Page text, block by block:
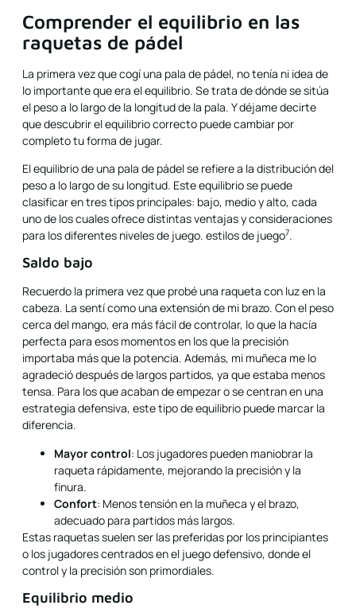
Comprender el equilibrio en las
raquetas de pádel
La primera vez que cogí una pala de pádel, no tenía ni idea de
lo importante que era el equilibrio. Se trata de dónde se sitúa
el peso a lo largo de la longitud de la pala. Y déjame decirte
que descubrir el equilibrio correcto puede cambiar por
completo tu forma de jugar.
El equilibrio de una pala de pádel se refiere a la distribución del
peso a lo largo de su longitud. Este equilibrio se puede
clasificar en tres tipos principales: bajo, medio y alto, cada
uno de los cuales ofrece distintas ventajas y consideraciones
para los diferentes niveles de juego. estilos de juego7.
Saldo bajo
Recuerdo la primera vez que probé una raqueta con luz en la
cabeza. La sentí como una extensión de mi brazo. Con el peso
cerca del mango, era más fácil de controlar, lo que la hacía
perfecta para esos momentos en los que la precisión
importaba más que la potencia. Además, mi muñeca me lo
agradeció después de largos partidos, ya que estaba menos
tensa. Para los que acaban de empezar o se centran en una
estrategia defensiva, este tipo de equilibrio puede marcar la
diferencia.
Mayor control: Los jugadores pueden maniobrar la
raqueta rápidamente, mejorando la precisión y la
finura.
Confort: Menos tensión en la muñeca y el brazo,
adecuado para partidos más largos.
Estas raquetas suelen ser las preferidas por los principiantes
o los jugadores centrados en el juego defensivo, donde el
control y la precisión son primordiales.
Equilibrio medio